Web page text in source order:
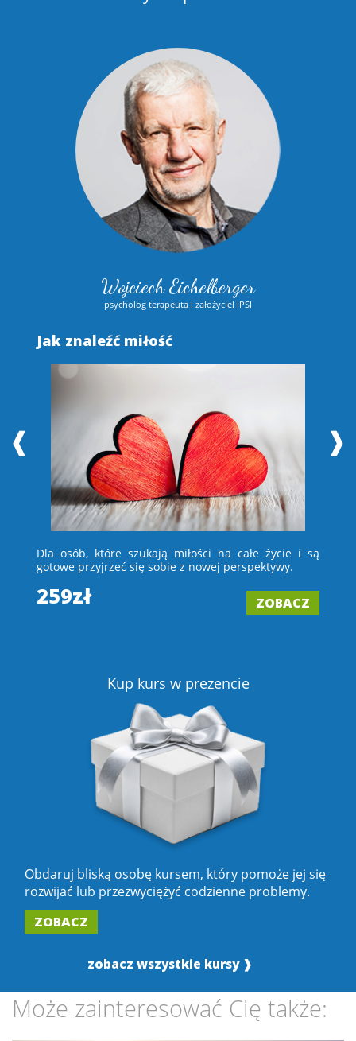
Wojciech Eichelberger
psycholog terapeuta i założyciel IPSI
Jak znaleźć miłość
Dla osób, które szukają miłości na całe życie i są
gotowe przyjrzeć się sobie z nowej perspektywy.
259zł ZOBACZ
❰ ❱
Kup kurs w prezencie
Obdaruj bliską osobę kursem, który pomoże jej się
rozwijać lub przezwyciężyć codzienne problemy.
ZOBACZ
zobacz wszystkie kursy ❱
Może zainteresować Cię także: